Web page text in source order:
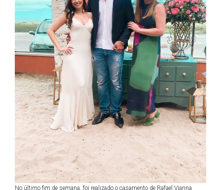
No último fim de semana, foi realizado o casamento de Rafael Vianna